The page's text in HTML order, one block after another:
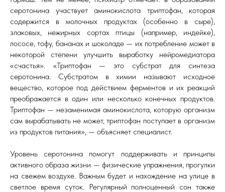
серотонина участвует аминокислота триптофан, которая
содержится в молочных продуктах (особенно в сыре),
злаковых, нежирных сортах птицы (например, индейке),
лососе, тофу, бананах и шоколаде — их потребление может в
некоторой степени улучшить выработку нейромедиатора
«счастья». «Триптофан — это субстрат для синтеза
серотонина. Субстратом в химии называют исходное
вещество, которое под действием ферментов и их реакций
преображается в один или несколько конечных продуктов.
Триптофан — незаменимая аминокислота, которую организм
сам вырабатывать не может, триптофан поступает в организм
из продуктов питания», — объясняет специалист.
Уровень серотонина помогут поддерживать и принципы
активного образа жизни — физические упражнения, прогулки
на свежем воздухе. Важным будет и нахождение на улице в
светлое время суток. Регулярный полноценный сон также